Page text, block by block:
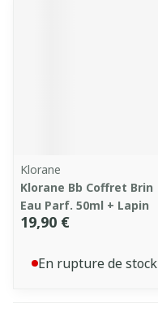
Klorane
Klorane Bb Coffret Brin
Eau Parf. 50ml + Lapin
19,90 €
En rupture de stock